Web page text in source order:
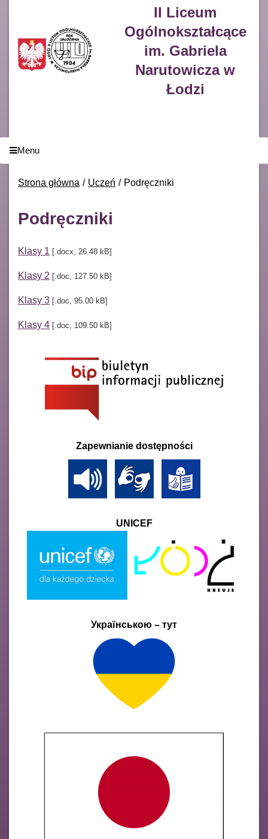
II Liceum
Ogólnokształcące
im. Gabriela
Narutowicza w
Łodzi
Menu
Strona główna Uczeń Podręczniki
Podręczniki
Klasy 1 [.docx, 26.48 kB]
Klasy 2 [.doc, 127.50 kB]
Klasy 3 [.doc, 95.00 kB]
Klasy 4 [.doc, 109.50 kB]
Zapewnianie dostępności
UNICEF
Українською – тут